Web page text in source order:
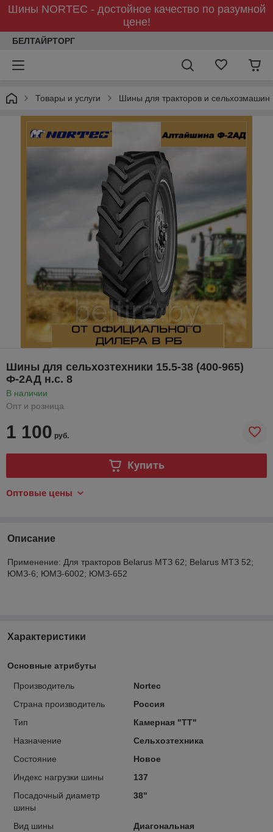
Шины NORTEC - достойное качество по разумной
цене!
БЕЛТАЙРТОРГ
Товары и услуги Шины для тракторов и сельхозмашин
Шины для сельхозтехники 15.5-38 (400-965)
Ф-2АД н.с. 8
В наличии
Опт и розница
1 100 руб.
Купить
Оптовые цены
Описание
Применение: Для тракторов Belarus МТЗ 62; Belarus МТЗ 52;
ЮМЗ-6; ЮМЗ-6002; ЮМЗ-652
Характеристики
Основные атрибуты
Производитель
Nortec
Страна производитель
Россия
Тип
Камерная "TT"
Назначение
Сельхозтехника
Состояние
Новое
Индекс нагрузки шины
137
Посадочный диаметр
шины
38"
Вид шины Диагональная